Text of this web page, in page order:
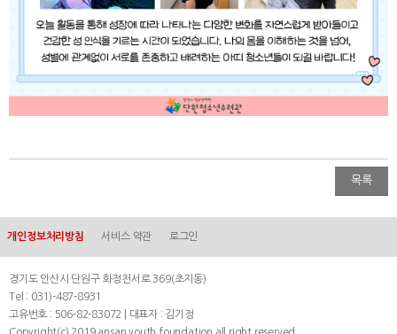
목록
개인정보처리방침 서비스 약관 로그인
경기도 안산시 단원구 화정천서로 369(초지동)
Tel : 031)-487-8931
고유번호 : 506-82-83072 | 대표자 : 김기정